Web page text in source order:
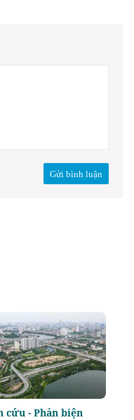
Gửi bình luận
cứu - Phản biện